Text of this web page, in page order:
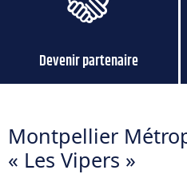
Devenir partenaire
Montpellier
« Les Vipers »